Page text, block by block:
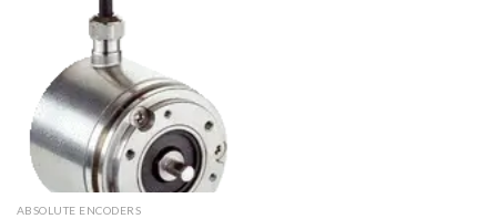
ABSOLUTE ENCODERS